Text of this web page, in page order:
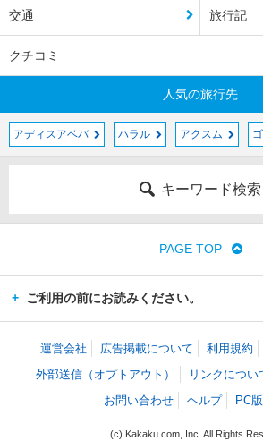
交通 旅行記
クチコミ
人気の旅行先
アディスアベバ ハラル アクスム
キーワード検索
PAGE TOP
ご利用の前にお読みください。
運営会社 広告掲載について 利用規約
外部送信（オプトアウト）
リンクについ
お問い合わせ
ヘルプ PC
(c) Kakaku.com, Inc. All Rights